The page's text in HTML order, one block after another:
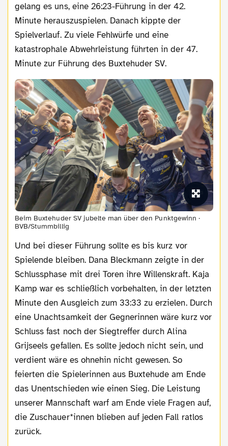
gelang es uns, eine 26:23-Führung in der 42.
Minute herauszuspielen. Danach kippte der
Spielverlauf. Zu viele Fehlwürfe und eine
katastrophale Abwehrleistung führten in der 47.
Minute zur Führung des Buxtehuder SV.
Beim Buxtehuder SV jubelte man über den Punktgewinn ·
BVB/Stummbillig
Und bei dieser Führung sollte es bis kurz vor
Spielende bleiben. Dana Bleckmann zeigte in der
Schlussphase mit drei Toren ihre Willenskraft. Kaja
Kamp war es schließlich vorbehalten, in der letzten
Minute den Ausgleich zum 33:33 zu erzielen. Durch
eine Unachtsamkeit der Gegnerinnen wäre kurz vor
Schluss fast noch der Siegtreffer durch Alina
Grijseels gefallen. Es sollte jedoch nicht sein, und
verdient wäre es ohnehin nicht gewesen. So
feierten die Spielerinnen aus Buxtehude am Ende
das Unentschieden wie einen Sieg. Die Leistung
unserer Mannschaft warf am Ende viele Fragen auf,
die Zuschauer*innen blieben auf jeden Fall ratlos
zurück.